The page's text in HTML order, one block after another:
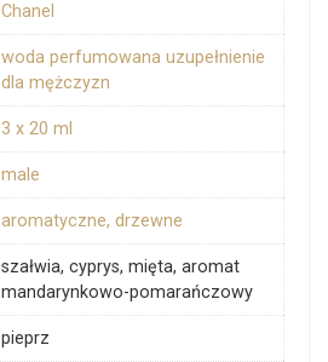
Chanel
woda perfumowana uzupełnienie
dla mężczyzn
3 x 20 ml
male
aromatyczne, drzewne
szałwia, cyprys, mięta, aromat
mandarynkowo-pomarańczowy
pieprz